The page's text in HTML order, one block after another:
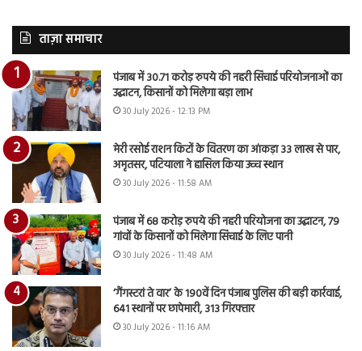
ताज़ा समाचार
पंजाब में 30.71 करोड़ रुपये की नहरी सिंचाई परियोजनाओं का
उद्घाटन, किसानों को मिलेगा बड़ा लाभ
30 July 2026 - 12:13 PM
मेरी रसोई राशन किटों के वितरण का आंकड़ा 33 लाख से पार,
अमृतसर, पटियाला ने हासिल किया उच्च स्थान
30 July 2026 - 11:58 AM
पंजाब में 68 करोड़ रुपये की नहरी परियोजना का उद्घाटन, 79
गांवों के किसानों को मिलेगा सिंचाई के लिए पानी
30 July 2026 - 11:48 AM
‘गैंगस्टरां ते वार’ के 190वें दिन पंजाब पुलिस की बड़ी कार्रवाई,
641 स्थानों पर छापेमारी, 313 गिरफ्तार
30 July 2026 - 11:16 AM